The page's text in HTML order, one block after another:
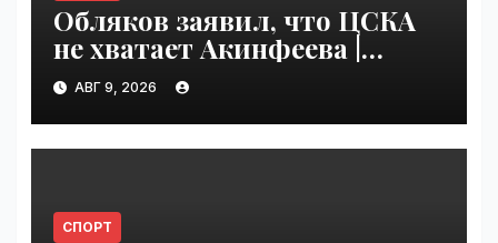
Обляков заявил, что ЦСКА
не хватает Акинфеева |
VseTime.ru
АВГ 9, 2026
СПОРТ